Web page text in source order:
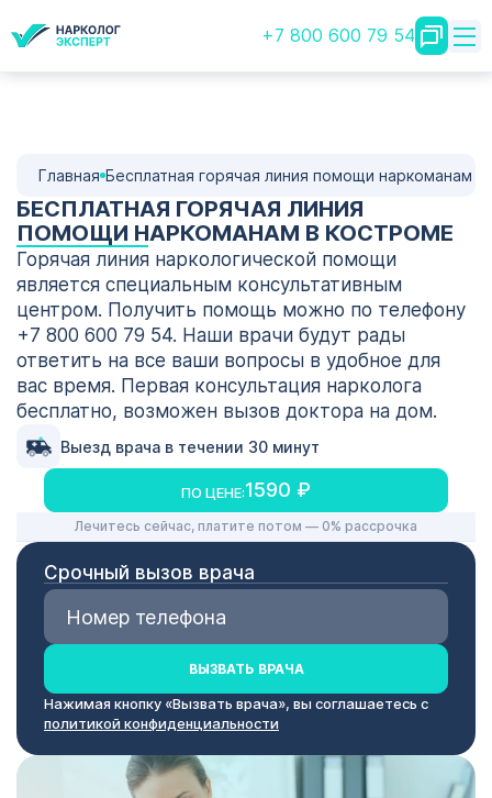
+7 800 600 79 54
Главная Бесплатная горячая линия помощи наркоманам
БЕСПЛАТНАЯ ГОРЯЧАЯ ЛИНИЯ
ПОМОЩИ НАРКОМАНАМ В КОСТРОМЕ
Горячая линия наркологической помощи
является специальным консультативным
центром. Получить помощь можно по телефону
+7 800 600 79 54. Наши врачи будут рады
ответить на все ваши вопросы в удобное для
вас время. Первая консультация нарколога
бесплатно, возможен вызов доктора на дом.
ПО ЦЕНЕ:1590 ₽
Выезд врача в течении 30 минут
Лечитесь сейчас, платите потом — 0% рассрочка
Срочный вызов врача
ВЫЗВАТЬ ВРАЧА
Нажимая кнопку «Вызвать врача», вы соглашаетесь с
политикой конфиденциальности